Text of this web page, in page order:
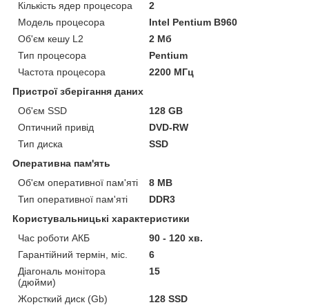
Кількість ядер процесора
2
Модель процесора
Intel Pentium B960
Об'єм кешу L2
2 Мб
Тип процесора
Pentium
Частота процесора
2200 МГц
Пристрої зберігання даних
Об'єм SSD
128 GB
Оптичний привід
DVD-RW
Тип диска
SSD
Оперативна пам'ять
Об'єм оперативної пам'яті
8 MB
Тип оперативної пам'яті
DDR3
Користувальницькі характеристики
Час роботи АКБ
90 - 120 хв.
Гарантійний термін, міс.
6
Діагональ монітора
(дюйми)
15
Жорсткий диск (Gb)
128 SSD